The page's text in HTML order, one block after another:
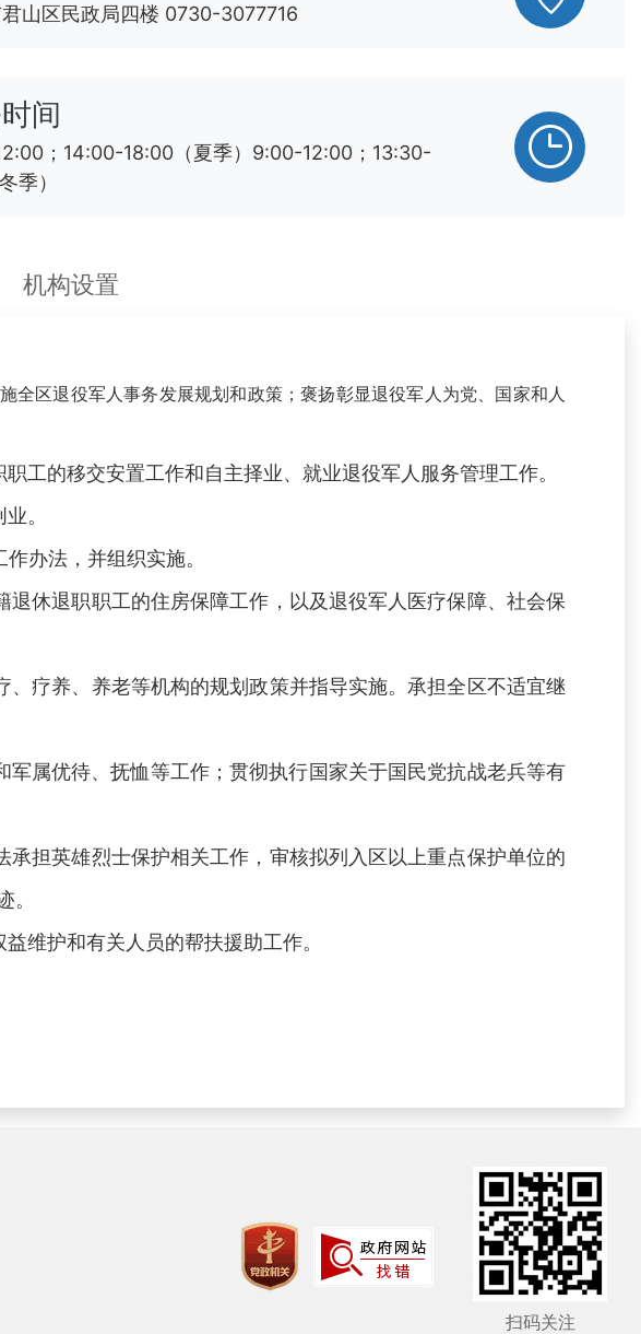
山区民政局四楼 0730-3077716
间
；14:00-18:00（夏季）9:00-12:00；13:30-
季）
机构设置
区退役军人事务发展规划和政策；褒扬彰显退役军人为党、国家和人
的移交安置工作和自主择业、就业退役军人服务管理工作。
。
办法，并组织实施。
休退职职工的住房保障工作，以及退役军人医疗保障、社会保
疗养、养老等机构的规划政策并指导实施。承担全区不适宜继
属优待、抚恤等工作；贯彻执行国家关于国民党抗战老兵等有
担英雄烈士保护相关工作，审核拟列入区以上重点保护单位的
。
护和有关人员的帮扶援助工作。
扫码关注